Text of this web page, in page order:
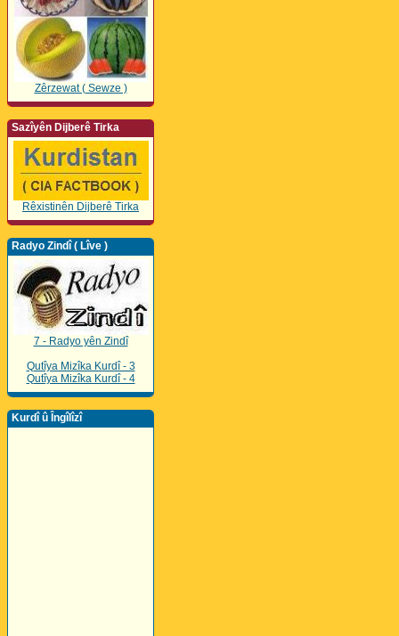
Zêrzewat ( Sewze )
Sazîyên Dijberê Tirka
Rêxistinên Dijberê Tirka
Radyo Zindî ( Lîve )
7 - Radyo yên Zindî
Qutîya Mizîka Kurdî - 3
Qutîya Mizîka Kurdî - 4
Kurdî û Îngîlîzî